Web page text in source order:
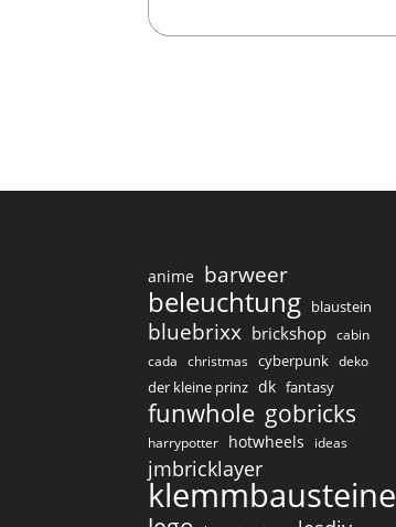
anime barweer
beleuchtung blaustein
bluebrixx brickshop cabin
cada
christmas cyberpunk deko
der kleine prinz dk fantasy
funwhole gobricks
harrypotter hotwheels ideas
jmbricklayer
klemmbausteine